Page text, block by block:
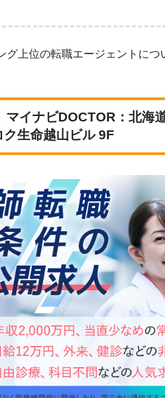
・マッチ）
ーズキャリア
ジュ
ントキャリア
ルジュ
ジェントについて
Googleで「医師 転職エージ
紹介事業許可』を取得して
グ上位の転職エージェントにつ
マイナビDOCTOR：北海
生命越山ビル 9F